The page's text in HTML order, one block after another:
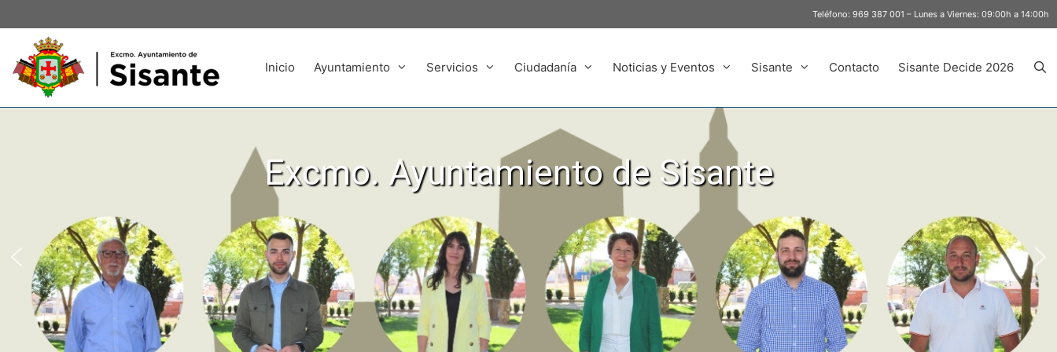
Teléfono: 969 387 001 – Lunes a Viernes: 09:00h a 14:00h
Inicio Ayuntamiento Servicios Ciudadanía Noticias y Eventos Sisante Contacto Sisante Decide 2026
Excmo. Ayuntamiento de Sisante